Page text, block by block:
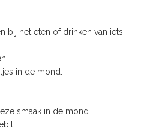
bij het eten of drinken van iets
in de mond.
smaak in de mond.